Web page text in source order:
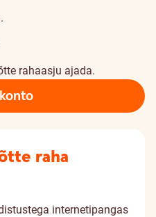
rahaasju ajada.
raha
internetipangas